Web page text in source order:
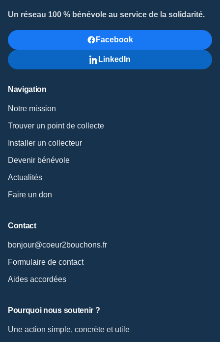
Un réseau 100 % bénévole au service de la solidarité.
Facebook
LinkedIn
Navigation
Notre mission
Trouver un point de collecte
Installer un collecteur
Devenir bénévole
Actualités
Faire un don
Contact
bonjour@coeur2bouchons.fr
Formulaire de contact
Aides accordées
Pourquoi nous soutenir ?
Une action simple, concrète et utile